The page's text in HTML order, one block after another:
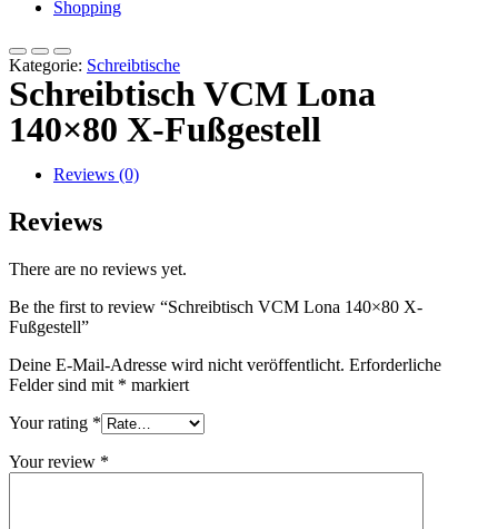
Shopping
Kategorie: Schreibtische
Schreibtisch VCM Lona
140×80 X-Fußgestell
Reviews (0)
Reviews
There are no reviews yet.
Be the first to review “Schreibtisch VCM Lona 140×80 X-
Fußgestell”
Deine E-Mail-Adresse wird nicht veröffentlicht. Erforderliche
Felder sind mit * markiert
Your rating *
Your review *